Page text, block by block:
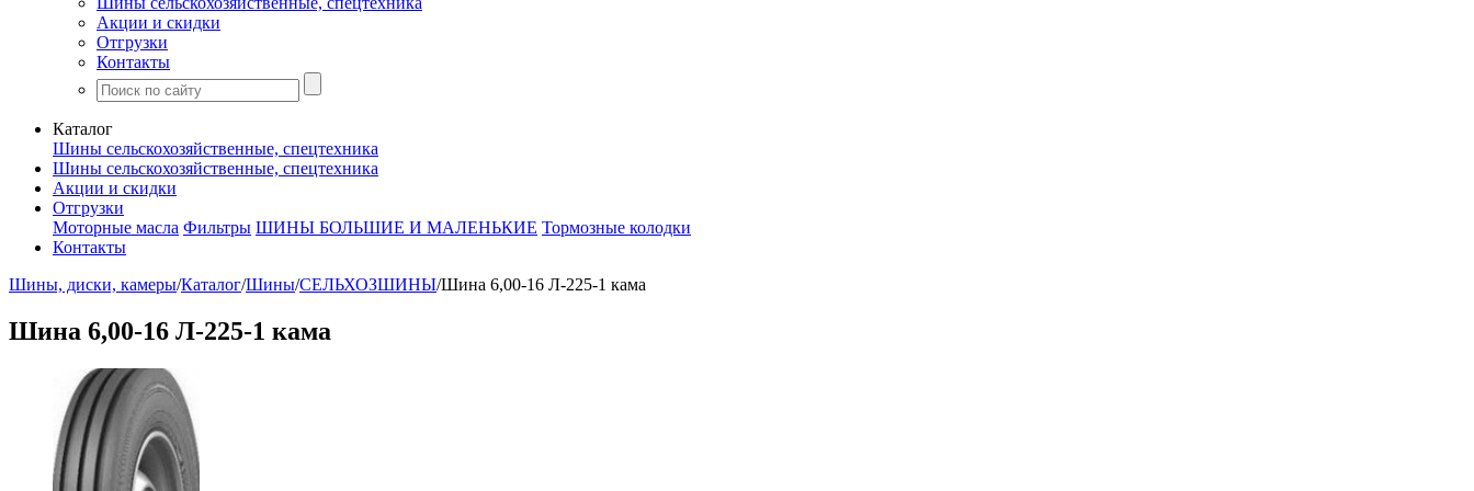
Акции и скидки
Отгрузки
Контакты
Каталог
Шины сельскохозяйственные, спецтехника
Шины сельскохозяйственные, спецтехника
Акции и скидки
Отгрузки
Моторные масла Фильтры ШИНЫ БОЛЬШИЕ И МАЛЕНЬКИЕ Тормозные колодки
Контакты
Шины, диски, камеры/Каталог/Шины/СЕЛЬХОЗШИНЫ/Шина 6,00-16 Л-225-1 кама
Шина 6,00-16 Л-225-1 кама